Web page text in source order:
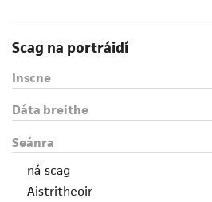
Scag na portráidí
Inscne
Dáta breithe
Seánra
ná scag
Aistritheoir